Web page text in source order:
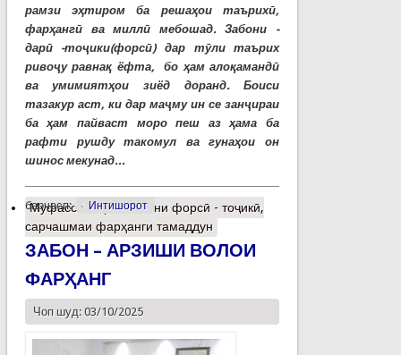
рамзи эҳтиром ба решаҳои таърихӣ,
фарҳангӣ ва миллӣ мебошад. Забони -
дарӣ -тоҷики(форсӣ) дар тӯли таърих
ривоҷу равнақ ёфта, бо ҳам алоқамандӣ
ва умимиятҳои зиёд доранд. Боиси
тазакур аст, ки дар маҷму ин се занҷираи
ба ҳам пайваст моро пеш аз ҳама ба
рафти рушду такомул ва гунаҳои он
шинос мекунад...
барчасп: Интишорот
Муфассалтаро Забони форсӣ - тоҷикӣ,
сарчашмаи фарҳанги тамаддун
ЗАБОН – АРЗИШИ ВОЛОИ
ФАРҲАНГ
Чоп шуд: 03/10/2025